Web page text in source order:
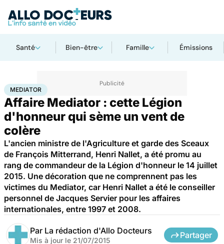
Santé Bien-être Famille Émissions
AccueilSanté Mediator
MEDIATOR
Affaire Mediator : cette Légion
d'honneur qui sème un vent de
colère
L'ancien ministre de l'Agriculture et garde des Sceaux
de François Mitterrand, Henri Nallet, a été promu au
rang de commandeur de la Légion d'honneur le 14 juillet
2015. Une décoration que ne comprennent pas les
victimes du Mediator, car Henri Nallet a été le conseiller
personnel de Jacques Servier pour les affaires
internationales, entre 1997 et 2008.
Par La rédaction d'Allo Docteurs
Mis à jour le 21/07/2015
Partager